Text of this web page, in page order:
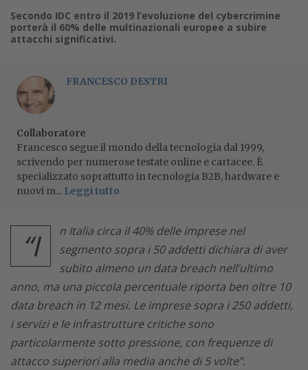
Secondo IDC entro il 2019 l’evoluzione del cybercrimine
porterà il 60% delle multinazionali europee a subire
attacchi significativi.
FRANCESCO DESTRI
Collaboratore
Francesco segue il mondo della tecnologia dal 1999,
scrivendo per numerose testate online e cartacee. È
specializzato soprattutto in tecnologia B2B, hardware e
nuovi m... Leggi tutto
“I
n Italia circa il 40% delle imprese nel
segmento sopra i 50 addetti dichiara di aver
subìto almeno un data breach nell’ultimo
anno, ma una piccola percentuale riporta ben oltre 10
data breach in 12 mesi. Le imprese sopra i 250 addetti,
i servizi e le infrastrutture critiche sono
particolarmente sotto pressione, con frequenze di
attacco superiori alla media anche di 5 volte”.